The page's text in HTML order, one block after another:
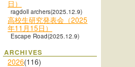
日）
ragdoll archers(2025.12.9)
高校生研究発表会（2025
年11月15日）
Escape Road(2025.12.9)
ARCHIVES
2026(116)